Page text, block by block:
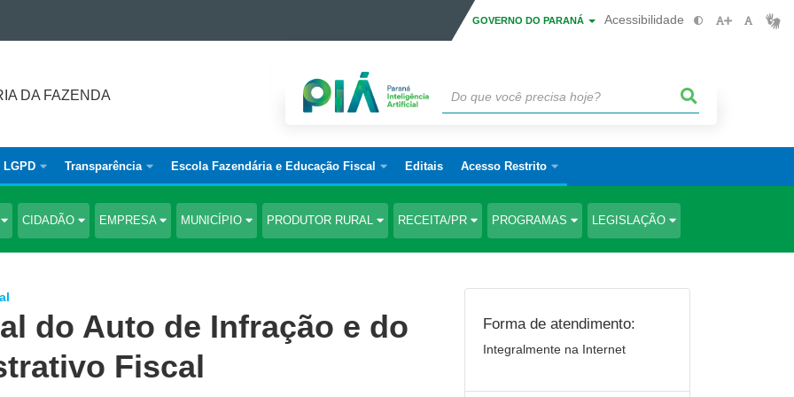
GOVERNO DO PARANÁ Acessibilidade
DA FAZENDA
LGPD Transparência Escola Fazendária e Educação Fiscal Editais Acesso Restrito
CIDADÃO EMPRESA MUNICÍPIO PRODUTOR RURAL RECEITA/PR PROGRAMAS LEGISLAÇÃO
do Auto de Infração e do
Fiscal
Forma de atendimento:
Integralmente na Internet